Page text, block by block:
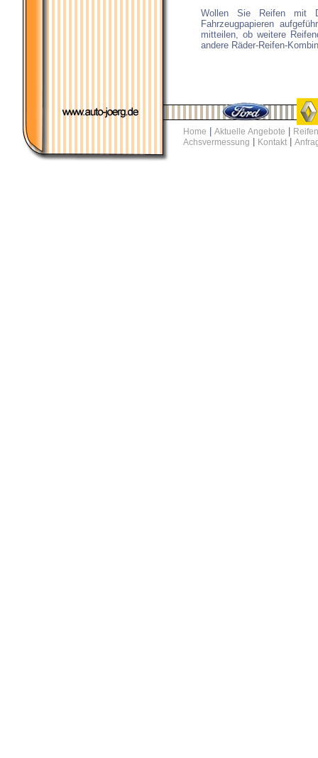
Wollen Sie Reifen mit
Fahrzeugpapieren
mitteilen, ob weitere
andere Räder-Reifen-
Home Aktuelle Angebote
Achsvermessung
Kontakt